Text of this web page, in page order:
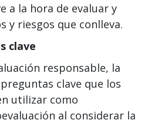
a la hora de evaluar y
y riesgos que conlleva.
clave
responsable, la
clave que los
utilizar como
al considerar la